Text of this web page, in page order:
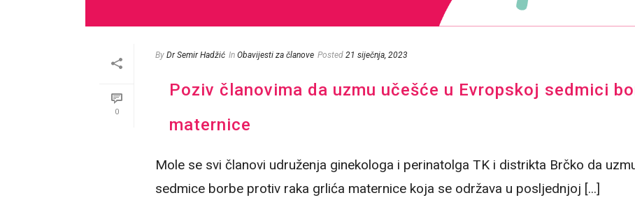
0
By Dr Semir Hadžić In Obavijesti za članove Posted 21 siječnja, 2023
Poziv članovima da uzmu učešće u Evropskoj sedmici
maternice
Mole se svi članovi udruženja ginekologa i perinatolga TK i distrikta Brčko da
sedmice borbe protiv raka grlića maternice koja se održava u posljednjoj [...]